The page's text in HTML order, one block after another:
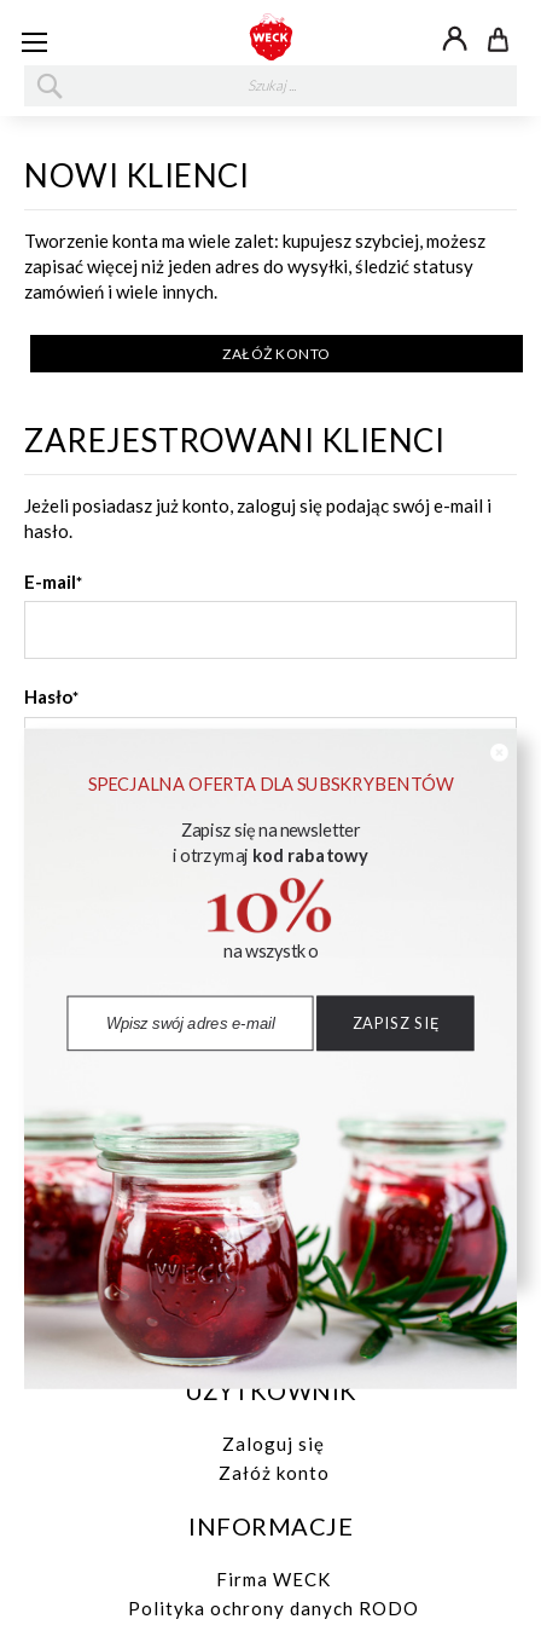
SPECJALNA OFERTA DLA SUBSKRYBENTÓW
Zapisz się na newsletter
i otrzymaj kod rabatowy
na wszystko
ZAPISZ SIĘ
NOWI KLIENCI
Tworzenie konta ma wiele zalet: kupujesz szybciej, możesz
zapisać więcej niż jeden adres do wysyłki, śledzić statusy
zamówień i wiele innych.
ZAŁÓŻ KONTO
ZAREJESTROWANI KLIENCI
Jeżeli posiadasz już konto, zaloguj się podając swój e-mail i
hasło.
E-mail
Hasło
Nie pamiętasz hasła?
ZALOGUJ SIĘ
ZAKUPY
Formy płatności
Reklamacja i zwroty
POMOC
Druki do pobrania
Polityka prywatności
Regulamin zakupów
Regulamin konkursu „Wiosna zamknięta w Wecku!”
Zarządzaj zgodami
UŻYTKOWNIK
Zaloguj się
Załóż konto
INFORMACJE
Firma WECK
Polityka ochrony danych RODO